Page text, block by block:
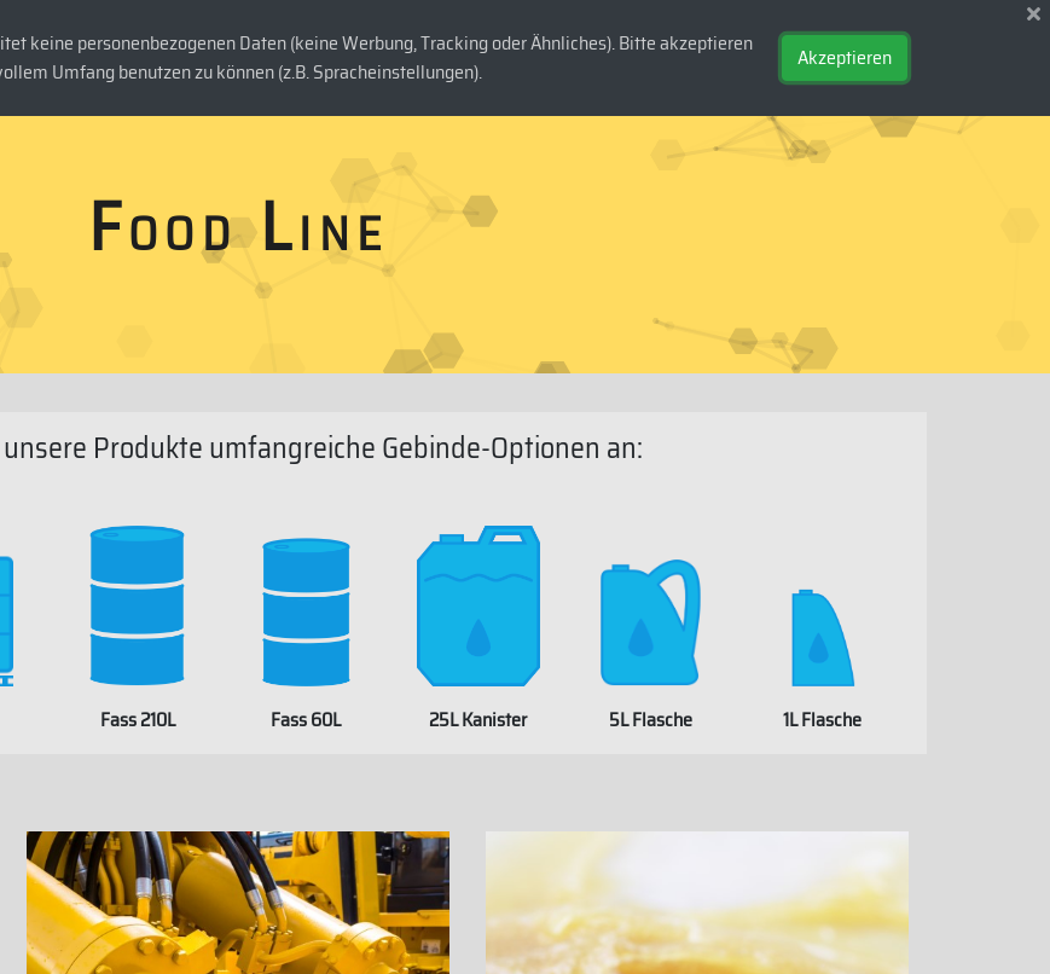
UNTERNEHMEN KONTAKT DE / EN
keine personenbezogenen Daten (keine Werbung, Tracking oder Ähnliches). Bitte akzeptieren
Umfang benutzen zu können (z.B. Spracheinstellungen).
Akzeptieren
Food Line
Produkte umfangreiche Gebinde-Optionen an:
Fass 210L
WHITELABEL
Fass 60L
WHITELABEL
25L Kanister
WHITELABEL
5L Flasche
WHITELABEL
1L Flasche
WHITELABEL